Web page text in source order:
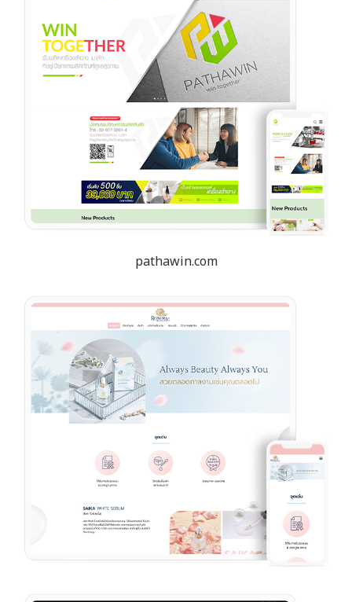
pathawin.com